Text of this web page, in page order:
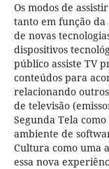
Os modos de
tanto em função
de novas
dispositivos
público assiste TV
conteúdos para
relacionando
de televisão
Segunda Tela
ambiente de
Cultura como uma
essa nova